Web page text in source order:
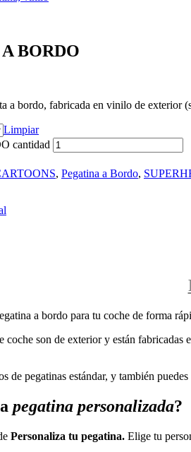
BORDO
a bordo, fabricada en vinilo de exterior
Limpiar
cantidad
, Pegatina a Bordo,
a bordo para tu coche de forma
coche son de exterior y están
de pegatinas estándar, y también
pegatina personalizada?
Personaliza tu pegatina. Elige tu